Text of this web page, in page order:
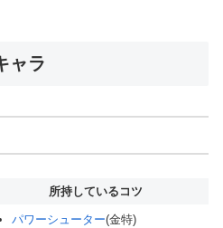
ャラ
所持しているコツ
パワーシューター(金特)